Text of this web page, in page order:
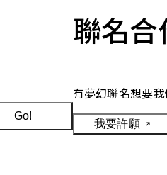
Go!
聯名合
有夢幻聯名想要
我要許願